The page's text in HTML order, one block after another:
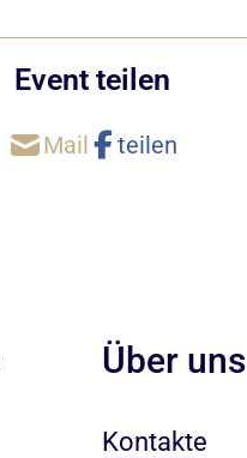
Event teilen
Über uns
Kontakte